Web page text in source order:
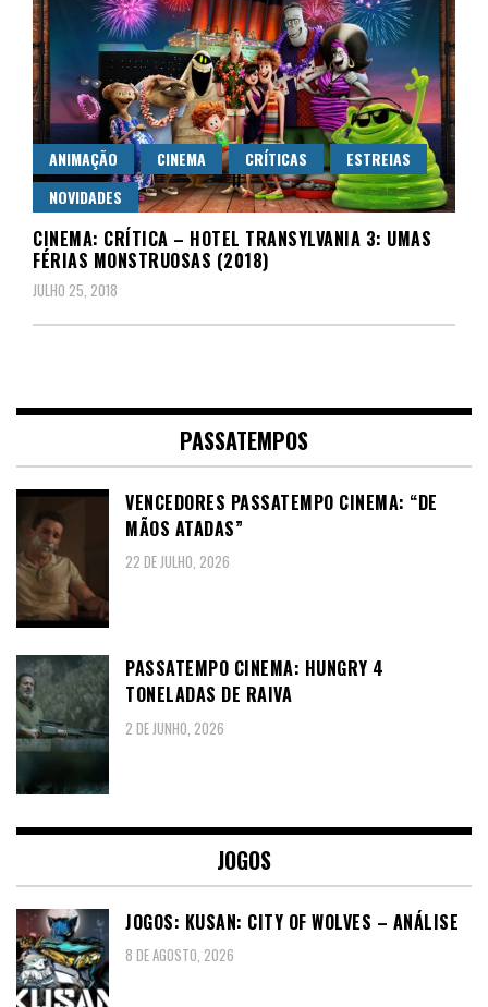
ANIMAÇÃO CINEMA CRÍTICAS
ESTREIAS
NOVIDADES
CINEMA: CRÍTICA – HOTEL TRANSYLVANIA 3: UMAS
FÉRIAS MONSTRUOSAS (2018)
JULHO 25, 2018
PASSATEMPOS
VENCEDORES PASSATEMPO CINEMA: “DE
MÃOS ATADAS”
22 DE JULHO, 2026
PASSATEMPO CINEMA: HUNGRY 4
TONELADAS DE RAIVA
2 DE JUNHO, 2026
JOGOS
JOGOS: KUSAN: CITY OF WOLVES – ANÁLISE
8 DE AGOSTO, 2026